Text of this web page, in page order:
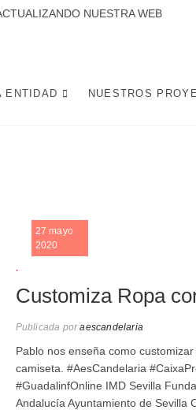
NUESTRA WEB
MEJOREN LA VIDA Y CONVIVENCIA
ENTIDAD NUESTROS
27 mayo
2020
.
Customiza Ropa
Publicada poraescandelaria
Pablo nos enseña como
camiseta. #AesCandelaria
#GuadalinfOnline IMD Sevilla
Andalucía Ayuntamiento de Sevilla